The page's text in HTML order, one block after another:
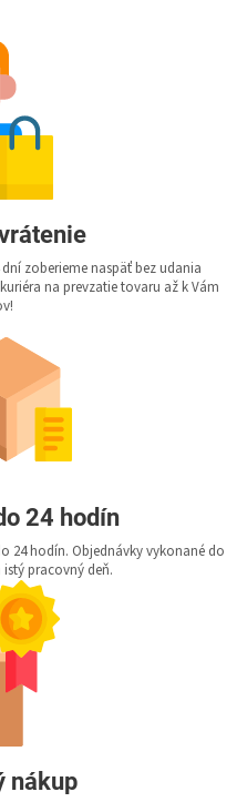
zoberieme naspäť bez udania
na prevzatie tovaru až k Vám
24 hodín
24 hodín. Objednávky vykonané do
istý pracovný deň.
nákup